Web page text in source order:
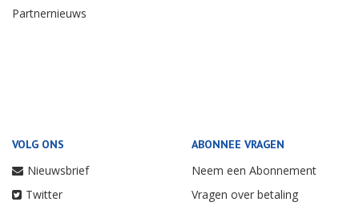
Partnernieuws
VOLG ONS
Nieuwsbrief
Twitter
ABONNEE VRAGEN
Neem een Abonnement
Vragen over betaling